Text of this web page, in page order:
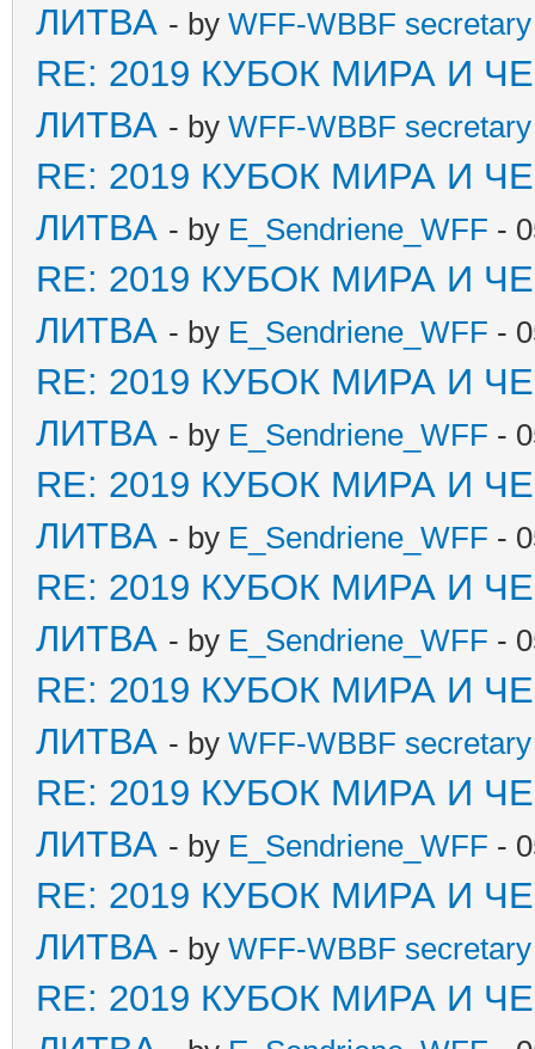
ЛИТВА - by WFF-WBBF
RE: 2019 КУБОК МИРА И
ЛИТВА - by WFF-WBBF
RE: 2019 КУБОК МИРА И
ЛИТВА - by E_Sendriene_WFF -
RE: 2019 КУБОК МИРА И
ЛИТВА - by E_Sendriene_WFF -
RE: 2019 КУБОК МИРА И
ЛИТВА - by E_Sendriene_WFF -
RE: 2019 КУБОК МИРА И
ЛИТВА - by E_Sendriene_WFF -
RE: 2019 КУБОК МИРА И
ЛИТВА - by E_Sendriene_WFF -
RE: 2019 КУБОК МИРА И
ЛИТВА - by WFF-WBBF
RE: 2019 КУБОК МИРА И
ЛИТВА - by E_Sendriene_WFF -
RE: 2019 КУБОК МИРА И
ЛИТВА - by WFF-WBBF
RE: 2019 КУБОК МИРА И